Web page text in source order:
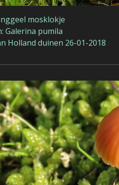
mosklokje
Galerina pumila
Holland duinen 26-01-2018